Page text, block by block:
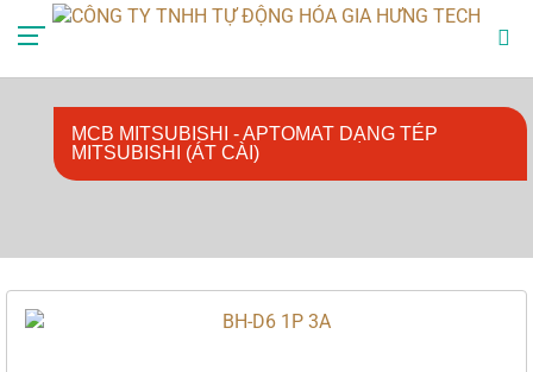
0985888729
MCB MITSUBISHI - APTOMAT DẠNG TÉP
MITSUBISHI (ÁT CÀI)